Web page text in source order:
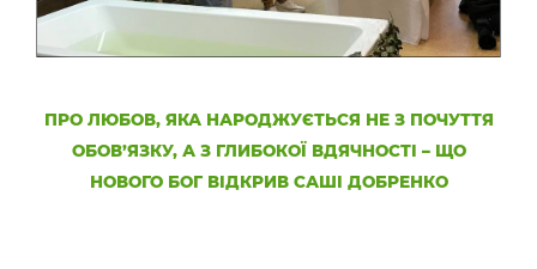
ПРО ЛЮБОВ, ЯКА НАРОДЖУЄТЬСЯ НЕ З ПОЧУТТЯ
ОБОВ’ЯЗКУ, А З ГЛИБОКОЇ ВДЯЧНОСТІ – ЩО
НОВОГО БОГ ВІДКРИВ САШІ ДОБРЕНКО